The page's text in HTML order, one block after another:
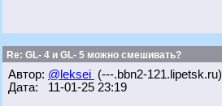
Re: GL- 4 и GL- 5 можно смешивать?
Автор: @leksei (---.bbn2-121.lipetsk.ru)
Дата: 11-01-25 23:19